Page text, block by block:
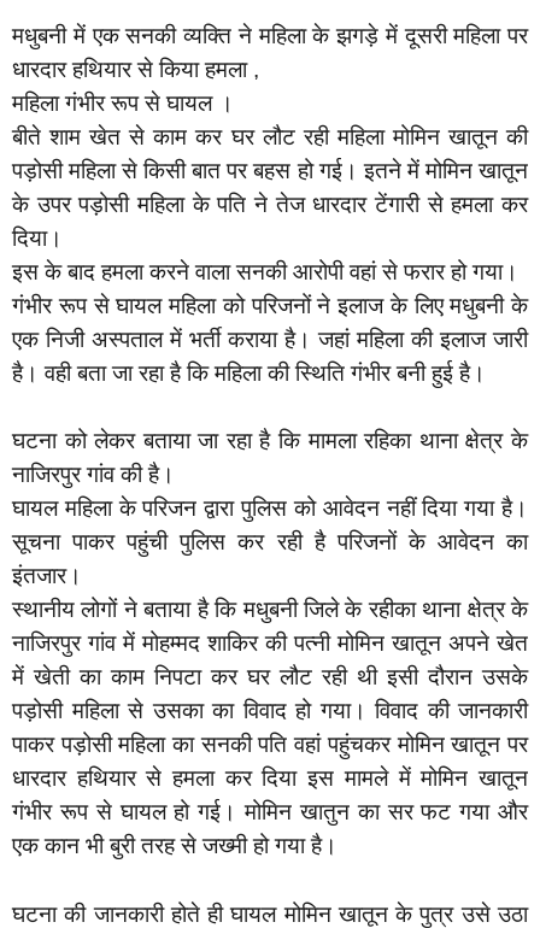
मधुबनी में एक सनकी व्यक्ति ने महिला के झगड़े में दूसरी महिला पर
धारदार हथियार से किया हमला ,
महिला गंभीर रूप से घायल ।
बीते शाम खेत से काम कर घर लौट रही महिला मोमिन खातून की
पड़ोसी महिला से किसी बात पर बहस हो गई। इतने में मोमिन खातून
के उपर पड़ोसी महिला के पति ने तेज धारदार टेंगारी से हमला कर
दिया।
इस के बाद हमला करने वाला सनकी आरोपी वहां से फरार हो गया।
गंभीर रूप से घायल महिला को परिजनों ने इलाज के लिए मधुबनी के
एक निजी अस्पताल में भर्ती कराया है। जहां महिला की इलाज जारी
है। वही बता जा रहा है कि महिला की स्थिति गंभीर बनी हुई है।
घटना को लेकर बताया जा रहा है कि मामला रहिका थाना क्षेत्र के
नाजिरपुर गांव की है।
घायल महिला के परिजन द्वारा पुलिस को आवेदन नहीं दिया गया है।
सूचना पाकर पहुंची पुलिस कर रही है परिजनों के आवेदन का
इंतजार।
स्थानीय लोगों ने बताया है कि मधुबनी जिले के रहीका थाना क्षेत्र के
नाजिरपुर गांव में मोहम्मद शाकिर की पत्नी मोमिन खातून अपने खेत
में खेती का काम निपटा कर घर लौट रही थी इसी दौरान उसके
पड़ोसी महिला से उसका का विवाद हो गया। विवाद की जानकारी
पाकर पड़ोसी महिला का सनकी पति वहां पहुंचकर मोमिन खातून पर
धारदार हथियार से हमला कर दिया इस मामले में मोमिन खातून
गंभीर रूप से घायल हो गई। मोमिन खातुन का सर फट गया और
एक कान भी बुरी तरह से जख्मी हो गया है।
घटना की जानकारी होते ही घायल मोमिन खातून के पुत्र उसे उठा